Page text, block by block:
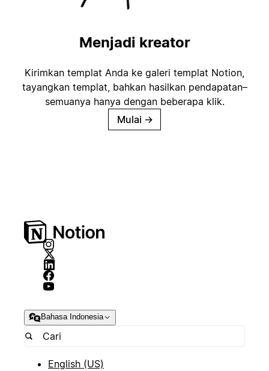
Menjadi kreator
Kirimkan templat Anda ke galeri templat Notion,
tayangkan templat, bahkan hasilkan pendapatan–
semuanya hanya dengan beberapa klik.
Mulai →
Bahasa Indonesia
English (US)